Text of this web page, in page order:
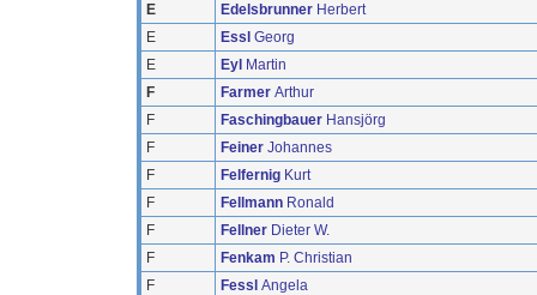
E
Edelsbrunner Herbert
E
Essl Georg
E
Eyl Martin
F
Farmer Arthur
F
Faschingbauer Hansjörg
F
Feiner Johannes
F
Felfernig Kurt
F
Fellmann Ronald
F
Fellner Dieter W.
F
Fenkam P. Christian
F
Fessl Angela